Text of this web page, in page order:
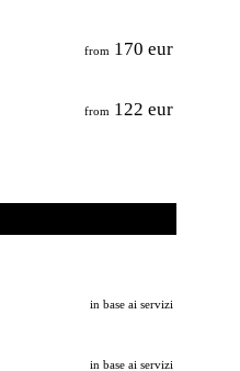
from 170 eur
from 122 eur
in base ai servizi
in base ai servizi